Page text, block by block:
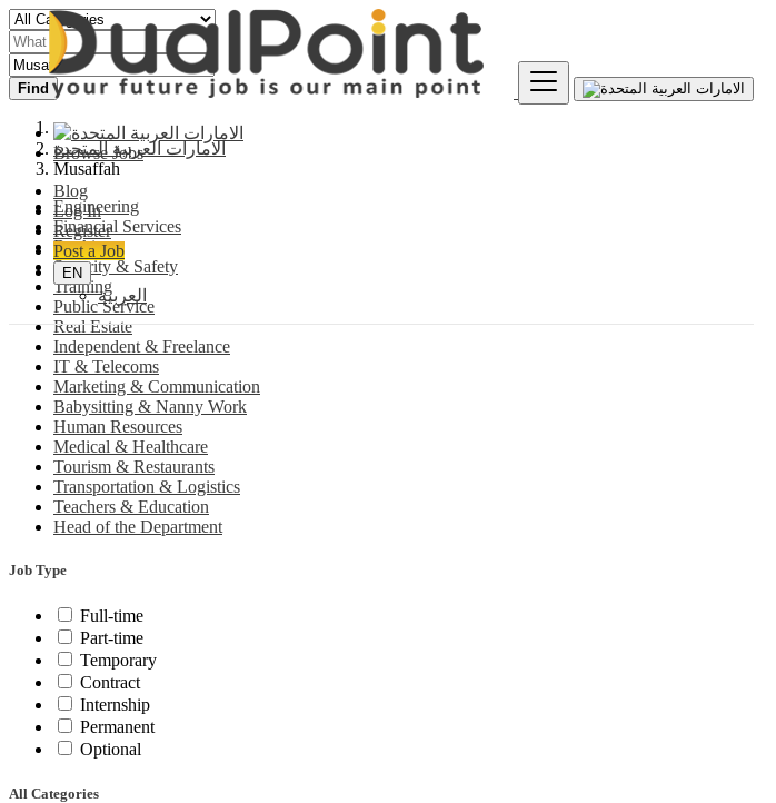
Browse Jobs
Blog
Log In
Register
Post a Job
EN
العربية
Find
الامارات العربية المتحدة
Musaffah
Engineering
Financial Services
Banking
Security & Safety
Training
Public Service
Real Estate
Independent & Freelance
IT & Telecoms
Marketing & Communication
Babysitting & Nanny Work
Human Resources
Medical & Healthcare
Tourism & Restaurants
Transportation & Logistics
Teachers & Education
Head of the Department
Job Type
Full-time
Part-time
Temporary
Contract
Internship
Permanent
Optional
All Categories